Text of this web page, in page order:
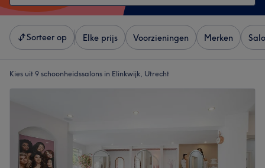
Sorteer op Elke prijs Voorzieningen Merken
Kies uit 9 schoonheidssalons in Elinkwijk, Utrecht